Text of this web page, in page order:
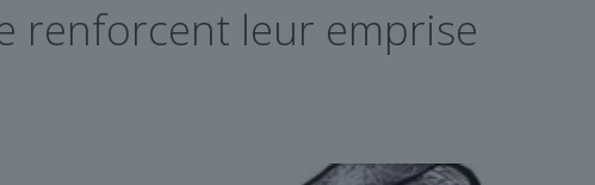
renforcent leur emprise